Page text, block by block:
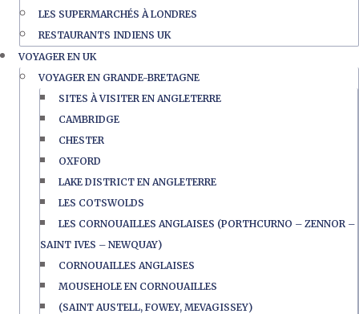
LES SUPERMARCHÉS À LONDRES
RESTAURANTS INDIENS UK
VOYAGER EN UK
VOYAGER EN GRANDE-BRETAGNE
SITES À VISITER EN ANGLETERRE
CAMBRIDGE
CHESTER
OXFORD
LAKE DISTRICT EN ANGLETERRE
LES COTSWOLDS
LES CORNOUAILLES ANGLAISES (PORTHCURNO – ZENNOR –
SAINT IVES – NEWQUAY)
CORNOUAILLES ANGLAISES
MOUSEHOLE EN CORNOUAILLES
(SAINT AUSTELL, FOWEY, MEVAGISSEY)